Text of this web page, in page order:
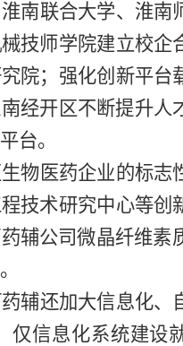
南联合大学、淮
技师学院建立校
院；强化创新平
经开区不断提升人
台。
物医药企业的标
技术研究中心等
辅公司微晶纤维素
药辅还加大信息化
仅信息化系统建设